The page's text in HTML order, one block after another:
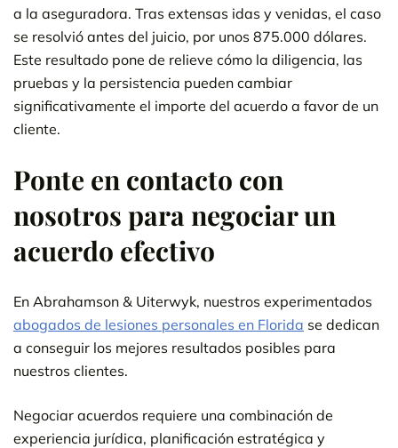
a la aseguradora. Tras extensas idas y venidas, el caso
se resolvió antes del juicio, por unos 875.000 dólares.
Este resultado pone de relieve cómo la diligencia, las
pruebas y la persistencia pueden cambiar
significativamente el importe del acuerdo a favor de un
cliente.
Ponte en contacto con
nosotros para negociar un
acuerdo efectivo
En Abrahamson & Uiterwyk, nuestros experimentados
abogados de lesiones personales en Florida se dedican
a conseguir los mejores resultados posibles para
nuestros clientes.
Negociar acuerdos requiere una combinación de
experiencia jurídica, planificación estratégica y